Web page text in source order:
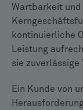
Wartbarkeit
kontinuierliche
Leistung
sie
Ein Kunde von